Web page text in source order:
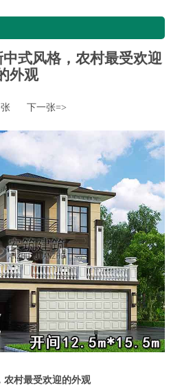
式风格，农村最受欢迎
外观
下一张=>
农村最受欢迎的外观